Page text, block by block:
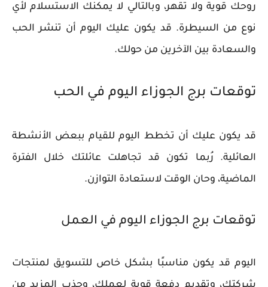
روحك قوية ولا تقهر، وبالتالي لا يمكنك الاستسلام لأي
نوع من السيطرة. قد يكون عليك اليوم أن تنشر الحب
والسعادة بين الآخرين من حولك.
توقعات برج الجوزاء اليوم في الحب
قد يكون عليك أن تخطط اليوم للقيام ببعض الأنشطة
العائلية. رُبما تكون قد تجاهلت عائلتك خلال الفترة
الماضية، وحان الوقت لاستعادة التوازن.
توقعات برج الجوزاء اليوم في العمل
اليوم قد يكون مناسبًا بشكل خاص للتسويق لمنتجات